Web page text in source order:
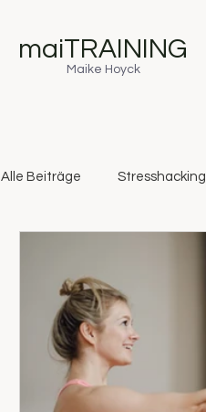
maiTRAINING
Maike Hoyck
Alle Beiträge Stresshacking